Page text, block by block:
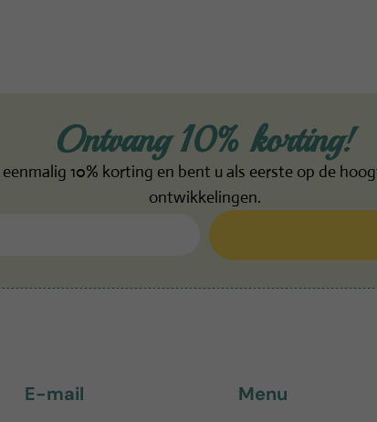
Ontvang 10% korting!
10% korting en bent u als eerste op de
ontwikkelingen.
E-mail Menu